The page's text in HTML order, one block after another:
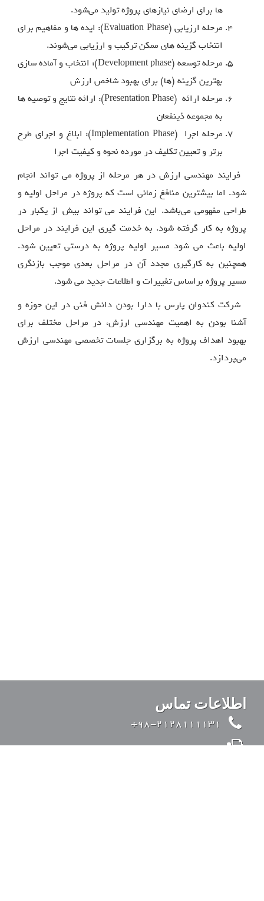
ها برای ارضای نیازهای پروژه تولید می‌شود.
مرحله ارزیابی (Evaluation Phase): ایده ها و مفاهیم برای
انتخاب گزینه های ممکن ترکیب و ارزیابی می‌شوند.
مرحله توسعه (Development phase): انتخاب و آماده سازی
بهترین گزینه (ها) برای بهبود شاخص ارزش
مرحله ارائه (Presentation Phase): ارائه نتایج و توصیه ها
به مجموعه ذینفعان
مرحله اجرا (Implementation Phase): ابلاغ و اجرای طرح
برتر و تعیین تکلیف در مورده نحوه و کیفیت اجرا
فرایند مهندسی ارزش در هر مرحله از پروژه می تواند انجام
شود. اما بیشترین منافغ زمانی است که پروژه در مراحل اولیه و
طراحی مفهومی می‌باشد. این فرایند می تواند بیش از یکبار در
پروژه به کار گرفته شود. به خدمت گیری این فرایند در مراحل
اولیه باعث می شود مسیر اولیه پروژه به درستی تعیین شود.
همچنین به کارگیری مجدد آن در مراحل بعدی موجب بازنگری
مسیر پروژه براساس تغییرات و اطلاعات جدید می شود.
شرکت کندوان پارس با دارا بودن دانش فنی در این حوزه و
آشنا بودن به اهمیت مهندسی ارزش، در مراحل مختلف برای
بهبود اهداف پروژه به برگزاری جلسات تخصصی مهندسی ارزش
می‌پردازد.
اطلاعات تماس
98-2128111131+
98-2126428371+